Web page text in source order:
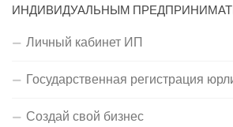
ИНДИВИДУАЛЬНЫМ
Личный кабинет ИП
Государственная регистрация
Создай свой бизнес